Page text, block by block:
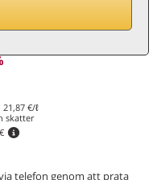
21,87 €/ℓ
skatter
telefon genom att prata